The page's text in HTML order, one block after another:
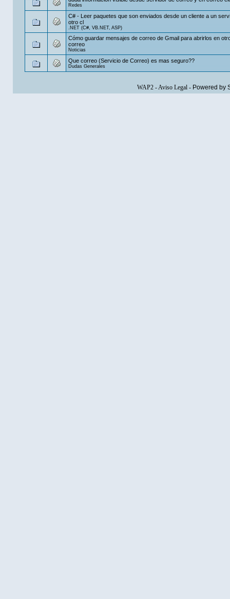
Redes
C# - Leer paquetes que son enviados desde un cliente a un
otro cl
.NET (C#, VB.NET, ASP)
Cómo guardar mensajes de correo de Gmail para abrirlos en
correo
Noticias
Que correo (Servicio de Correo) es mas seguro??
Dudas Generales
WAP2-Aviso Legal- Powered by